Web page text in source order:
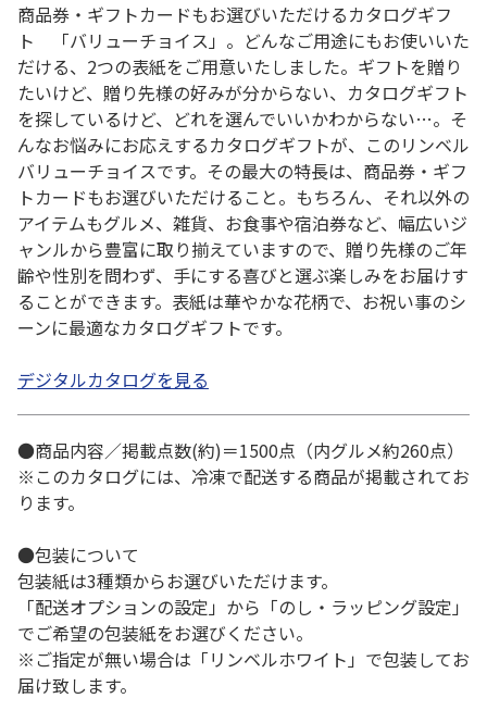
商品券・ギフトカードもお選びいただけるカタログギフ
ト 「バリューチョイス」。どんなご用途にもお使いいた
だける、2つの表紙をご用意いたしました。ギフトを贈り
たいけど、贈り先様の好みが分からない、カタログギフト
を探しているけど、どれを選んでいいかわからない…。そ
んなお悩みにお応えするカタログギフトが、このリンベル
バリューチョイスです。その最大の特長は、商品券・ギフ
トカードもお選びいただけること。もちろん、それ以外の
アイテムもグルメ、雑貨、お食事や宿泊券など、幅広いジ
ャンルから豊富に取り揃えていますので、贈り先様のご年
齢や性別を問わず、手にする喜びと選ぶ楽しみをお届けす
ることができます。表紙は華やかな花柄で、お祝い事のシ
ーンに最適なカタログギフトです。
デジタルカタログを見る
●商品内容／掲載点数(約)＝1500点（内グルメ約260点）
※このカタログには、冷凍で配送する商品が掲載されてお
ります。
●包装について
包装紙は3種類からお選びいただけます。
「配送オプションの設定」から「のし・ラッピング設定」
でご希望の包装紙をお選びください。
※ご指定が無い場合は「リンベルホワイト」で包装してお
届け致します。